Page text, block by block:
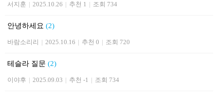
서지훈 | 2025.10.26 | 추천 1 | 조회 734
안녕하세요 (2)
바람소리리 | 2025.10.16 | 추천 0 | 조회 720
테슬라 질문 (2)
이야후 | 2025.09.03 | 추천 -1 | 조회 734